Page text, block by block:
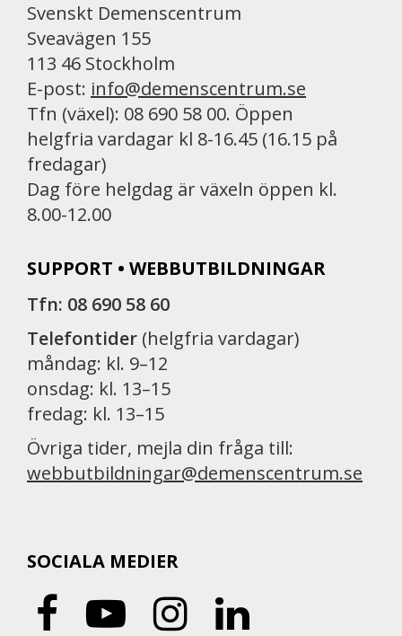
Svenskt Demenscentrum
Sveavägen 155
113 46 Stockholm
E-post: info@demenscentrum.se
Tfn (växel): 08 690 58 00. Öppen
helgfria vardagar kl 8-16.45 (16.15 på
fredagar)
Dag före helgdag är växeln öppen kl.
8.00-12.00
SUPPORT • WEBBUTBILDNINGAR
Tfn: 08 690 58 60
Telefontider (helgfria vardagar)
måndag: kl. 9–12
onsdag: kl. 13–15
fredag: kl. 13–15
Övriga tider, mejla din fråga till:
webbutbildningar@demenscentrum.se
SOCIALA MEDIER